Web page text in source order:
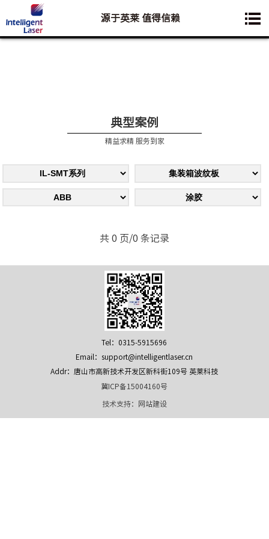
您想要了解的业务是:
源于英莱 值得信赖
典型案例
精益求精 服务到家
共 0 页/0 条记录
Tel：0315-5915696
Email：support@intelligentlaser.cn
Addr：唐山市高新技术开发区新科街109号 英莱科技
冀ICP备15004160号
技术支持： 网站建设